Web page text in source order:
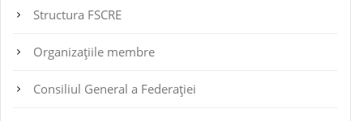
Structura FSCRE
Organizațiile membre
Consiliul General a Federației